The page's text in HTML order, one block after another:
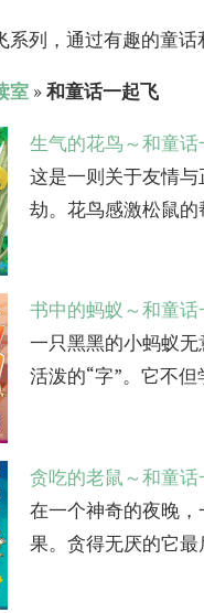
系列，通过有趣的童
室 »和童话一起飞
生气的花鸟～和童话
这是一则关于友情
劫。花鸟感激松鼠
书中的蚂蚁～和童话
一只黑黑的小蚂蚁
活泼的“字”。它不
贪吃的老鼠～和童话
在一个神奇的夜晚
果。贪得无厌的它